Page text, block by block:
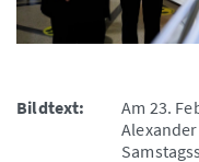
Bildtext:
Am 23.